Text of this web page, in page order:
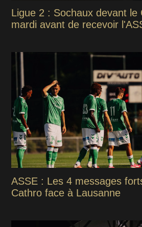
Ligue 2 : Sochaux devant le
mardi avant de recevoir
ASSE : Les 4 messages
Cathro face à Lausanne